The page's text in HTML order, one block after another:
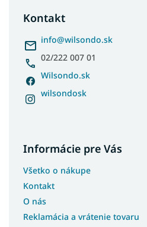
Kontakt
info@wilsondo.sk
02/222 007 01
Wilsondo.sk
wilsondosk
Informácie pre Vás
Všetko o nákupe
Kontakt
O nás
Reklamácia a vrátenie tovaru